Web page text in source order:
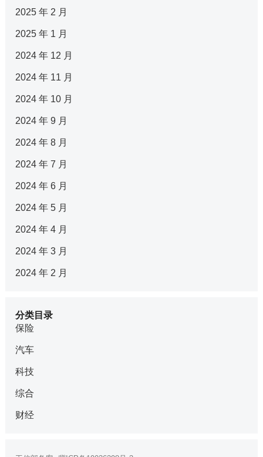
2025 年 2 月
2025 年 1 月
2024 年 12 月
2024 年 11 月
2024 年 10 月
2024 年 9 月
2024 年 8 月
2024 年 7 月
2024 年 6 月
2024 年 5 月
2024 年 4 月
2024 年 3 月
2024 年 2 月
分类目录
保险
汽车
科技
综合
财经